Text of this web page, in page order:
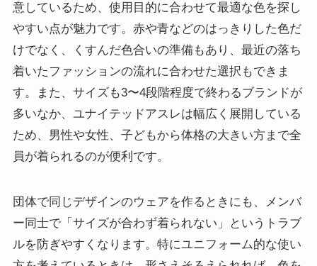
意しているため、使用目的に合わせて最適な色を探し
やすい点が魅力です。赤や青などのはっきりした色だ
けでなく、くすんだ色合いの準備もあり、最近の落ち
着いたファッションの流れに合わせた選択もできま
す。また、サイズも3〜4段階程度で終わるブランドが
多いなか、ユナイテッドアスレは幅広く展開している
ため、男性や女性、子どもから体格の大きい方まで全
員が着られるのが便利です。
団体で同じデザインのウェアを作るときにも、メンバ
ー同士で「サイズが合わず着られない」というトラブ
ルを防ぎやすくなります。特にユニフォーム的な使い